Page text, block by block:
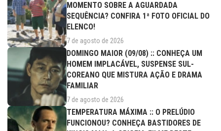
MOMENTO SOBRE A AGUARDADA
SEQUÊNCIA? CONFIRA 1ª FOTO OFICIAL DO
ELENCO!
7 de agosto de 2026
DOMINGO MAIOR (09/08) :: CONHEÇA UM
HOMEM IMPLACÁVEL, SUSPENSE SUL-
COREANO QUE MISTURA AÇÃO E DRAMA
FAMILIAR
7 de agosto de 2026
TEMPERATURA MÁXIMA :: O PRELÚDIO
FUNCIONOU? CONHEÇA BASTIDORES DE